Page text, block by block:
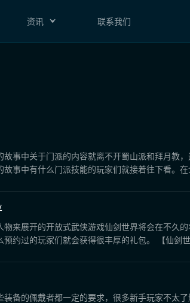
资讯 联系我们
事中关于门派的内容就离不开蜀山派和拜月教
事中有什么门派技能的玩家们就接着往下看。
来展开的开放式武侠游戏仙剑世界将会在不久
约过的玩家们就会获得很丰厚的礼包。 【仙剑
备的佩戴者都一定的要求，很多新手玩家不太